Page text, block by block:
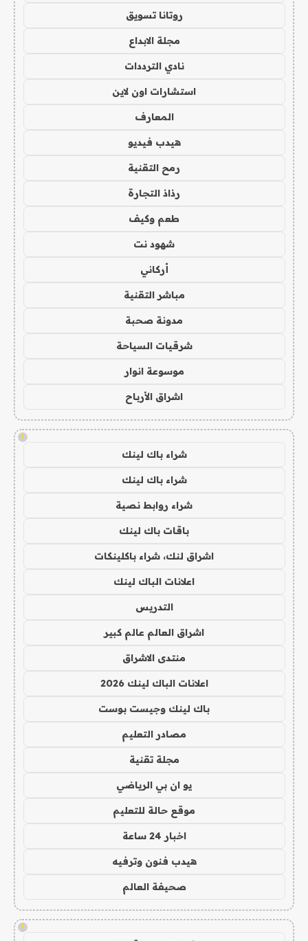
روتانا تسويق
مجلة الابداع
نادي الترددات
استشارات اون لاين
المعارف
هيدب فيديو
رمح التقنية
رذاذ التجارة
طعم وكيف
شهود نت
أركاني
مباشر التقنية
مدونة صحبة
شرقيات السياحة
موسوعة انوار
اشراق الأرباح
!
شراء باك لينك
شراء باك لينك
شراء روابط نصية
باقات باك لينك
اشراق لنك، شراء باكلينكات
اعلانات الباك لينك
التدريس
اشراق العالم عالم كبير
منتدى الاشراق
اعلانات الباك لينك 2026
باك لينك وجيست بوست
مصادر التعليم
مجلة تقنية
يو ان بي الرياضي
موقع حالة للتعليم
اخبار 24 ساعة
هيدب فنون وترفيه
صحيفة العالم
!